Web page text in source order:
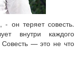
- он теряет совесть.
внутри каждого
Совесть — это не что